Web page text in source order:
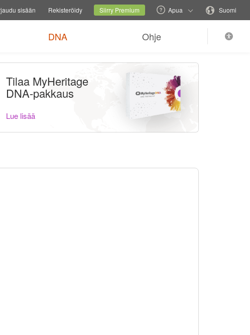
Vaihda kieltä
sisään Rekisteröidy Siirry Premium Apua Suomi
DNA Ohje
Tilaa MyHeritage
DNA-pakkaus
Lue lisää